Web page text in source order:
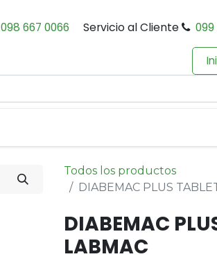
098 667 0066 Servicio al Cliente 099
Todos los productos
DIABEMAC PLUS
DIABEMAC
LABMAC